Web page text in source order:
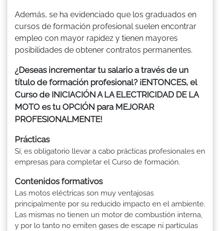
Además, se ha evidenciado que los graduados en
cursos de formación profesional suelen encontrar
empleo con mayor rapidez y tienen mayores
posibilidades de obtener contratos permanentes.
¿Deseas incrementar tu salario a través de un
título de formación profesional? ¡ENTONCES, el
Curso de INICIACIÓN A LA ELECTRICIDAD DE LA
MOTO es tu OPCIÓN para MEJORAR
PROFESIONALMENTE!
Prácticas
Sí, es obligatorio llevar a cabo prácticas profesionales en
empresas para completar el Curso de formación.
Contenidos formativos
Las motos eléctricas son muy ventajosas
principalmente por su reducido impacto en el ambiente.
Las mismas no tienen un motor de combustión interna,
y por lo tanto no emiten gases de escape ni partículas